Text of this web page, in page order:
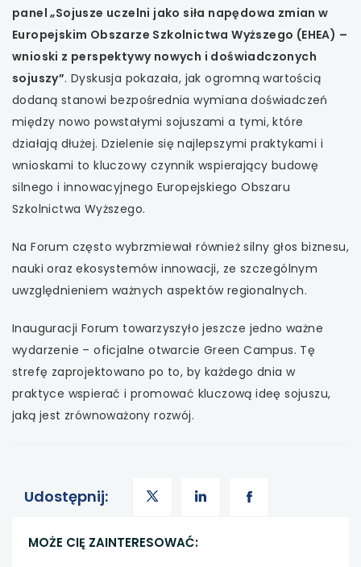
uwaga, link otwiera się w nowej karcie
panel „Sojusze uczelni jako siła napędowa zmian w
Europejskim Obszarze Szkolnictwa Wyższego (EHEA) –
wnioski z perspektywy nowych i doświadczonych
sojuszy”. Dyskusja pokazała, jak ogromną wartością
dodaną stanowi bezpośrednia wymiana doświadczeń
między nowo powstałymi sojuszami a tymi, które
działają dłużej. Dzielenie się najlepszymi praktykami i
wnioskami to kluczowy czynnik wspierający budowę
silnego i innowacyjnego Europejskiego Obszaru
Szkolnictwa Wyższego.
Na Forum często wybrzmiewał również silny głos biznesu,
nauki oraz ekosystemów innowacji, ze szczególnym
uwzględnieniem ważnych aspektów regionalnych.
Inauguracji Forum towarzyszyło jeszcze jedno ważne
wydarzenie – oficjalne otwarcie Green Campus. Tę
strefę zaprojektowano po to, by każdego dnia w
praktyce wspierać i promować kluczową ideę sojuszu,
jaką jest zrównoważony rozwój.
Udostępnij: uwaga, uwaga,
uwaga,
MOŻE CIĘ ZAINTERESOWAĆ: